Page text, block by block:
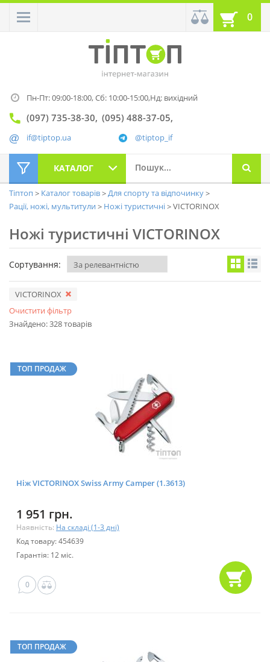
0
Пн-Пт: 09:00-18:00,Сб: 10:00-15:00,Нд: вихідний
(097) 735-38-30 (095) 488-37-05
@tiptop_if
if@tiptop.ua
КАТАЛОГ
Тіптоп Каталог товарів
Для спорту та відпочинку
Рації, ножі, мультитули
Ножі туристичні VICTORINOX
Ножі туристичні VICTORINOX
Сортування:
VICTORINOX
Очистити фільтр
Знайдено: 328 товарів
ТОП ПРОДАЖ
Ніж VICTORINOX Swiss Army Camper (1.3613)
1 951 грн.
Наявність: На складі (1-3 дні)
Код товару: 454639
Гарантія: 12 міс.
0
ТОП ПРОДАЖ